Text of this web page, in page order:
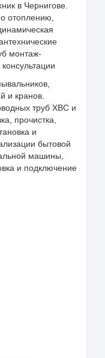
в Чернигове.
отоплению,
монтаж-
и кранов.
труб ХВС и
прочистка,
и
бытовой
машины,
и подключение